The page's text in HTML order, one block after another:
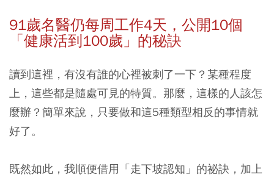
91歲名醫仍每周工作4天，公開10個
「健康活到100歲」的秘訣
讀到這裡，有沒有誰的心裡被刺了一下？某種程度
上，這些都是隨處可見的特質。那麼，這樣的人該怎
麼辦？簡單來說，只要做和這5種類型相反的事情就
好了。
既然如此，我順便借用「走下坡認知」的祕訣，加上